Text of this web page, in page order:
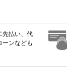
先払い、代
ーンなども